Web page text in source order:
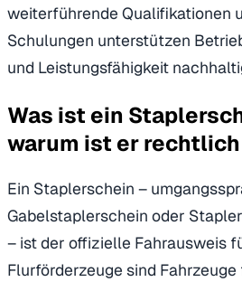
weiterführende Qualifikationen
Schulungen unterstützen
und Leistungsfähigkeit
Was ist ein
warum ist er
Ein Staplerschein –
Gabelstaplerschein oder
– ist der offizielle Fahrausweis
Flurförderzeuge sind Fahrzeuge